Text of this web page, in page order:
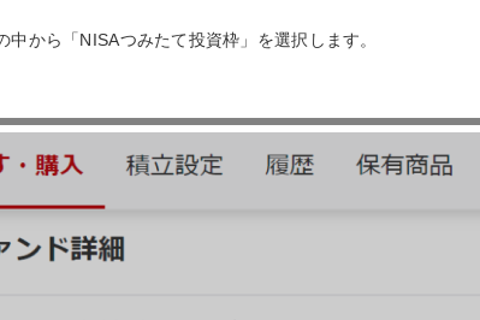
から「NISAつみたて投資枠」を選択します。